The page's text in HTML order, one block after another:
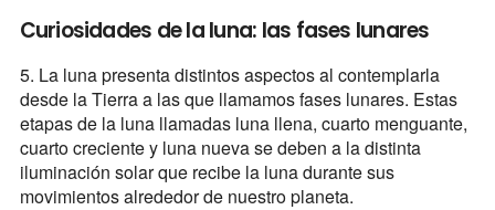
Curiosidades de la luna: las fases lunares
5. La luna presenta distintos aspectos al contemplarla
desde la Tierra a las que llamamos fases lunares. Estas
etapas de la luna llamadas luna llena, cuarto menguante,
cuarto creciente y luna nueva se deben a la distinta
iluminación solar que recibe la luna durante sus
movimientos alrededor de nuestro planeta.